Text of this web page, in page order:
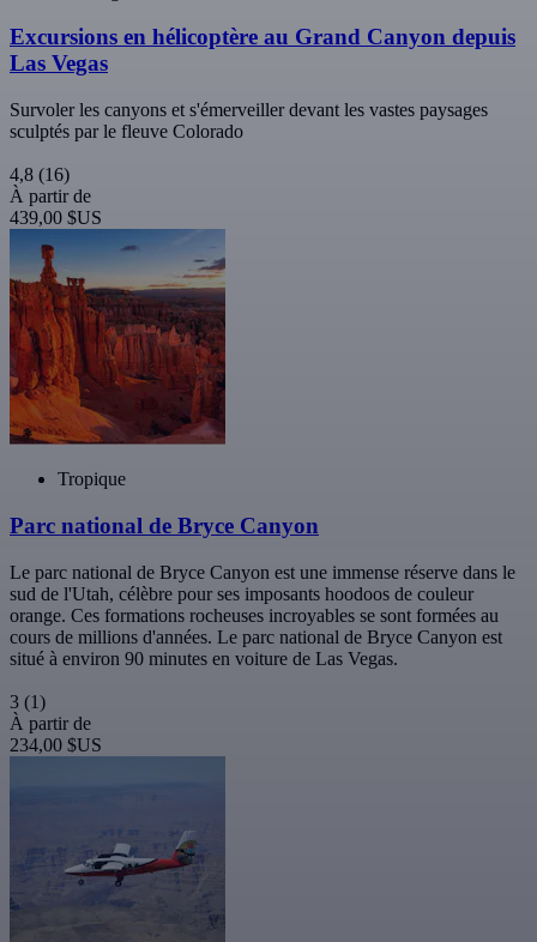
Excursions en hélicoptère au Grand Canyon depuis
Las Vegas
Survoler les canyons et s'émerveiller devant les vastes paysages
sculptés par le fleuve Colorado
4,8 (16)
À partir de
439,00 $US
Tropique
Parc national de Bryce Canyon
Le parc national de Bryce Canyon est une immense réserve dans le
sud de l'Utah, célèbre pour ses imposants hoodoos de couleur
orange. Ces formations rocheuses incroyables se sont formées au
cours de millions d'années. Le parc national de Bryce Canyon est
situé à environ 90 minutes en voiture de Las Vegas.
3 (1)
À partir de
234,00 $US